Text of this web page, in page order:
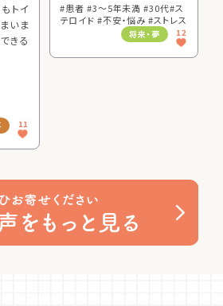
トイ
いま
きる
11
#患者 #3～5年未満 #30代#ス
テロイド #不安・悩み #ストレス
将来・夢 12